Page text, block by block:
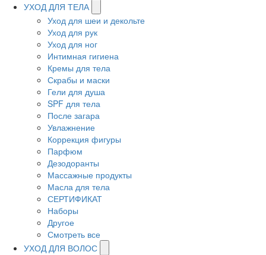
УХОД ДЛЯ ТЕЛА
Уход для шеи и декольте
Уход для рук
Уход для ног
Интимная гигиена
Кремы для тела
Скрабы и маски
Гели для душа
SPF для тела
После загара
Увлажнение
Коррекция фигуры
Парфюм
Дезодоранты
Массажные продукты
Масла для тела
СЕРТИФИКАТ
Наборы
Другое
Смотреть все
УХОД ДЛЯ ВОЛОС